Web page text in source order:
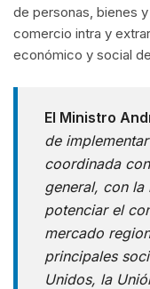
de personas, bienes
comercio intra y
económico y social
El Ministro
de
coordinada
general, con la
potenciar el
mercado
principales
Unidos, la